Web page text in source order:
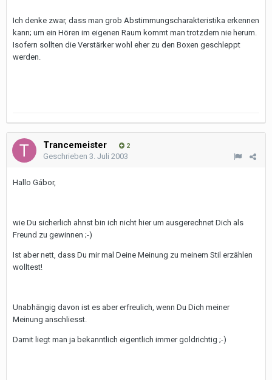
Ich denke zwar, dass man grob Abstimmungscharakteristika erkennen
kann; um ein Hören im eigenen Raum kommt man trotzdem nie herum.
Isofern sollten die Verstärker wohl eher zu den Boxen geschleppt
werden.
Trancemeister 2
Geschrieben 3. Juli 2003
Hallo Gábor,
wie Du sicherlich ahnst bin ich nicht hier um ausgerechnet Dich als
Freund zu gewinnen ;-)
Ist aber nett, dass Du mir mal Deine Meinung zu meinem Stil erzählen
wolltest!
Unabhängig davon ist es aber erfreulich, wenn Du Dich meiner
Meinung anschliesst.
Damit liegt man ja bekanntlich eigentlich immer goldrichtig ;-)